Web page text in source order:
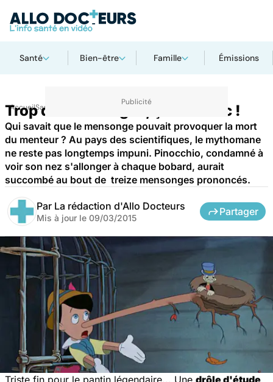
Santé Bien-être Famille Émissions
AccueilSanté
Trop de mensonges, ça fait crac !
Qui savait que le mensonge pouvait provoquer la mort
du menteur ? Au pays des scientifiques, le mythomane
ne reste pas longtemps impuni. Pinocchio, condamné à
voir son nez s'allonger à chaque bobard, aurait
succombé au bout de treize mensonges prononcés.
Par La rédaction d'Allo Docteurs
Mis à jour le 09/03/2015
Partager
Triste fin pour le pantin légendaire... Une drôle d'étude